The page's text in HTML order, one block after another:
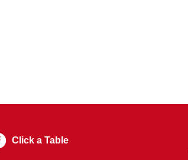
Click a Table